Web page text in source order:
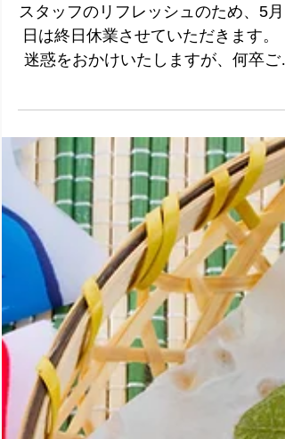
休日のお知らせ
スタッフのリフレッシュのため、5月
迷惑をおかけいたしますが、何卒ご
解のほど、よろしくお願い申し上げ
す。 なお、予約は通常通り承ってお
ます。